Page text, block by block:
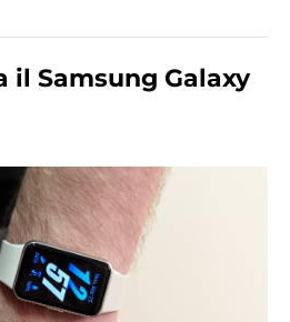
il Samsung Galaxy